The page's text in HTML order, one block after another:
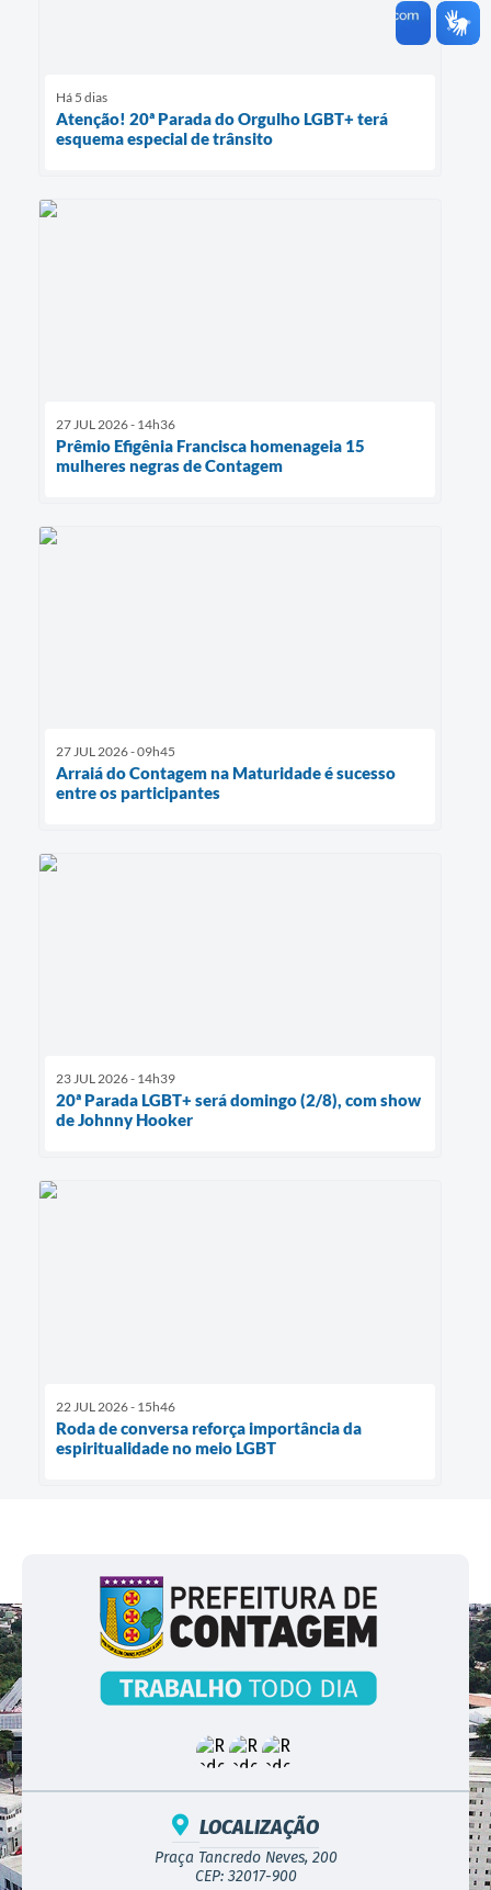
Há 5 dias
Atenção! 20ª Parada do Orgulho LGBT+ terá
esquema especial de trânsito
27 JUL 2026 - 14h36
Prêmio Efigênia Francisca homenageia 15
mulheres negras de Contagem
27 JUL 2026 - 09h45
Arraiá do Contagem na Maturidade é sucesso
entre os participantes
23 JUL 2026 - 14h39
20ª Parada LGBT+ será domingo (2/8), com show
de Johnny Hooker
22 JUL 2026 - 15h46
Roda de conversa reforça importância da
espiritualidade no meio LGBT
LOCALIZAÇÃO
Praça Tancredo Neves, 200
CEP: 32017-900